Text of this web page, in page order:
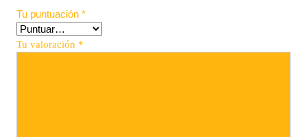
Tu puntuación *
Tu valoración *